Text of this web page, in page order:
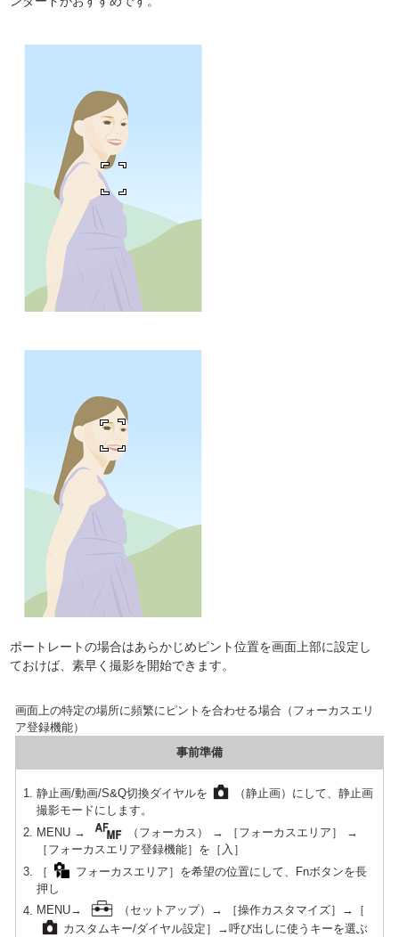
ポートレートの場合はあらかじめピント位置を画面上部に設定し
ておけば、素早く撮影を開始できます。
画面上の特定の場所に頻繁にピントを合わせる場合（フォーカスエリ
ア登録機能）
事前準備
静止画/動画/S&Q切換ダイヤルを
（静止画）にして、静止画
撮影モードにします。
MENU →
（フォーカス） → ［フォーカスエリア］ →
［フォーカスエリア登録機能］を［入］
［
フォーカスエリア］を希望の位置にして、Fnボタンを長
押し
MENU→
（セットアップ）→ ［操作カスタマイズ］→［
カスタムキー/ダイヤル設定］→呼び出しに使うキーを選ぶ